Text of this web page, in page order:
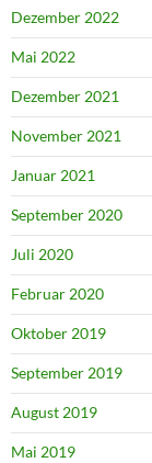
Dezember 2022
Mai 2022
Dezember 2021
November 2021
Januar 2021
September 2020
Juli 2020
Februar 2020
Oktober 2019
September 2019
August 2019
Mai 2019